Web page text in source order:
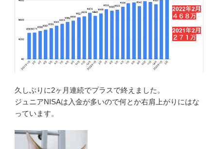
久しぶりに2ヶ月連続でプラスで終えました。
ジュニアNISAは入金が多いので何とか右肩上がりにはな
っています。